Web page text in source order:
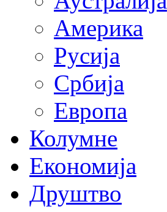
Америка
Русија
Србија
Европа
Колумне
Економија
Друштво